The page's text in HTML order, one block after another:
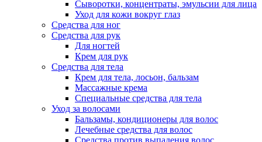
Сыворотки, концентраты, эмульсии для лица
Уход для кожи вокруг глаз
Средства для ног
Средства для рук
Для ногтей
Крем для рук
Средства для тела
Крем для тела, лосьон, бальзам
Массажные крема
Специальные средства для тела
Уход за волосами
Бальзамы, кондиционеры для волос
Лечебные средства для волос
Средства против выпадения волос